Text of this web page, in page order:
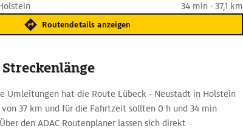
34 min · 37,1 km
Routendetails anzeigen
Umleitungen hat die Route Lübeck - Neustadt in Holstein
37 km und für die Fahrtzeit sollten 0 h und 34 min
den ADAC Routenplaner lassen sich direkt